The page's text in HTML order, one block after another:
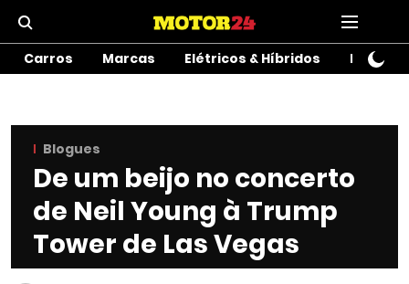
Carros Marcas Elétricos & Híbridos Motos
Blogues
De um beijo no concerto
de Neil Young à Trump
Tower de Las Vegas